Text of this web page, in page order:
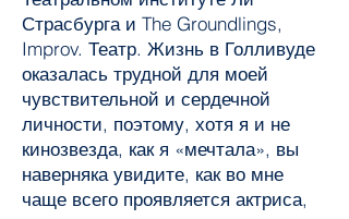
Страсбурга и The Groundlings,
Improv. Театр. Жизнь в Голливуде
оказалась трудной для моей
чувствительной и сердечной
личности, поэтому, хотя я и не
кинозвезда, как я «мечтала», вы
наверняка увидите, как во мне
чаще всего проявляется актриса,